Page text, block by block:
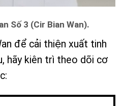
Số 3 (Cir Bian Wan).
để cải thiện xuất tinh
hãy kiên trì theo dõi cơ